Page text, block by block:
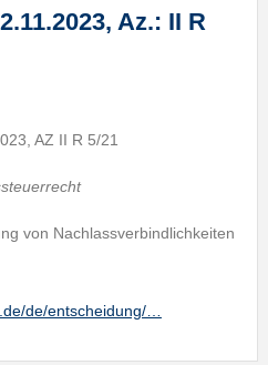
Az.: II R
AZ II R 5/21
von Nachlassverbindlichkeiten
de/entscheidung/…